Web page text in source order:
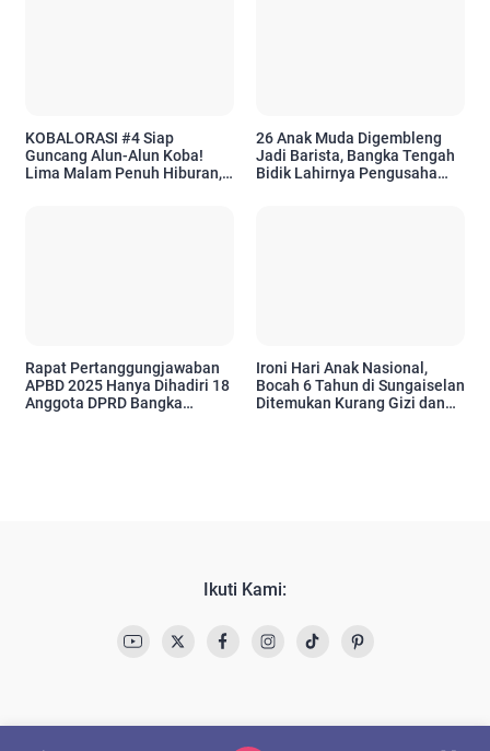
KOBALORASI #4 Siap
Guncang Alun-Alun Koba!
Lima Malam Penuh Hiburan,
26 Anak Muda Digembleng
Jadi Barista, Bangka Tengah
Bidik Lahirnya Pengusaha
Rapat Pertanggungjawaban
APBD 2025 Hanya Dihadiri 18
Anggota DPRD Bangka
Ironi Hari Anak Nasional,
Bocah 6 Tahun di Sungaiselan
Ditemukan Kurang Gizi dan
Ikuti Kami: